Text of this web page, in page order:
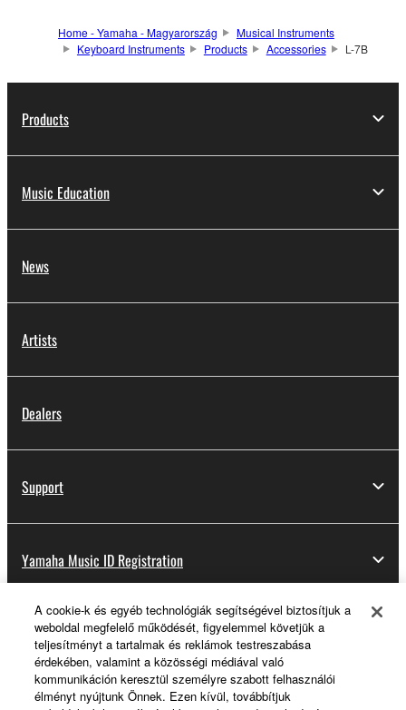
Home - Yamaha - Magyarország
Musical Instruments
Keyboard Instruments
Products Accessories L-7B
Products
Music Education
News
Artists
Dealers
Support
Yamaha Music ID Registration
About Yamaha
Magyarország - English
A cookie-k és egyéb technológiák segítségével biztosítjuk a
weboldal megfelelő működését, figyelemmel követjük a
teljesítményt a tartalmak és reklámok testreszabása
érdekében, valamint a közösségi médiával való
kommunikáción keresztül személyre szabott felhasználói
élményt nyújtunk Önnek. Ezen kívül, továbbítjuk